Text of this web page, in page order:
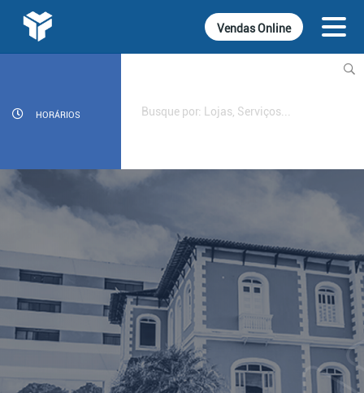
Vendas Online
LOJAS
SERVIÇOS
CONTATO
LOG IN
HORÁRIOS